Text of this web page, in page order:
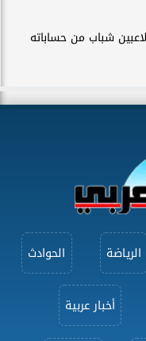
الزمالك يستبعد 4 لاعبين شباب من حساباته
الرياضة الحوادث
أخبار عربية